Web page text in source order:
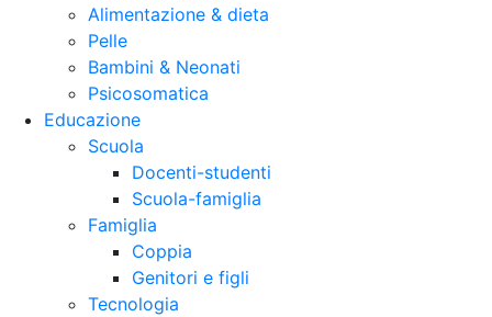
Alimentazione & dieta
Pelle
Bambini & Neonati
Psicosomatica
Educazione
Scuola
Docenti-studenti
Scuola-famiglia
Famiglia
Coppia
Genitori e figli
Tecnologia